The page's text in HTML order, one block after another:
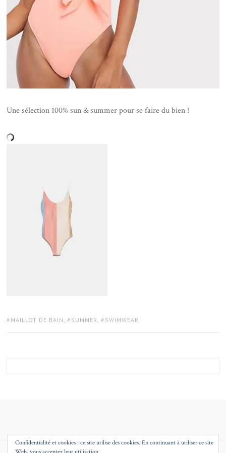
Une sélection 100% sun & summer pour se faire du bien !
TAGS:
MAILLOT DE BAIN , SUMMER , SWIMWEAR
Confidentialité et cookies : ce site utilise des cookies. En continuant à utiliser ce site